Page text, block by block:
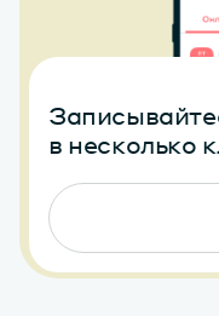
в несколько